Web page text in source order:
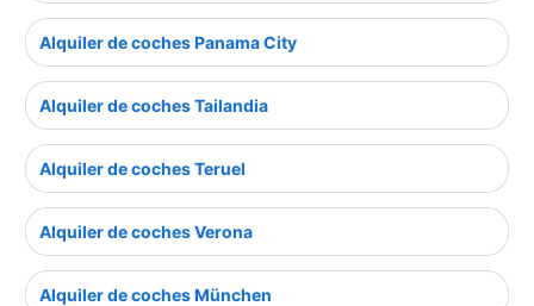
Alquiler de coches Panama City
Alquiler de coches Tailandia
Alquiler de coches Teruel
Alquiler de coches Verona
Alquiler de coches München